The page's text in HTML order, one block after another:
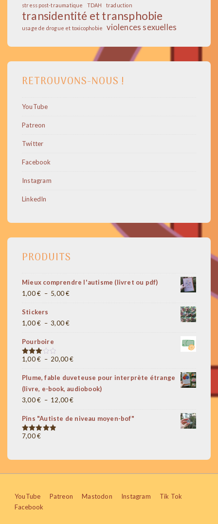
stress post-traumatique
TDAH traduction
transidentité et transphobie
usage de drogue et toxicophobie violences sexuelles
RETROUVONS-NOUS !
YouTube
Patreon
Twitter
Facebook
Instagram
LinkedIn
PRODUITS
Mieux comprendre l'autisme (livret ou pdf)
1,00€ – 5,00€Plage
1,00 €
Stickers
1,00€ – 3,00€Plage
1,00 €
3,00 €
Pourboire
Note
1,00€ – 20,00€Plage
prix :
1,00 €
à
20,00 €
Plume, fable duveteuse pour interprète étrange
(livre, e-book, audiobook)
3,00€ – 12,00€Plage
prix :
Pins "Autiste de niveau moyen-bof"
Note5.00
7,00€
Menu
YouTube Patreon Mastodon Instagram
Tik Tok
Facebook